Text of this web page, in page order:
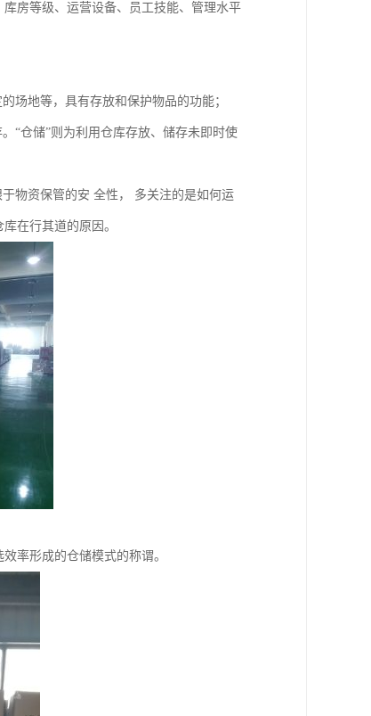
房等级、运营设备、员工技能、管理水平
场地等，具有存放和保护物品的功能；
“仓储”则为利用仓库存放、储存未即时使
物资保管的安 全性， 多关注的是如何运
在行其道的原因。
率形成的仓储模式的称谓。